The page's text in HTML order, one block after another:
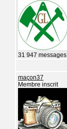
31 947 messages
maçon37
Membre inscrit